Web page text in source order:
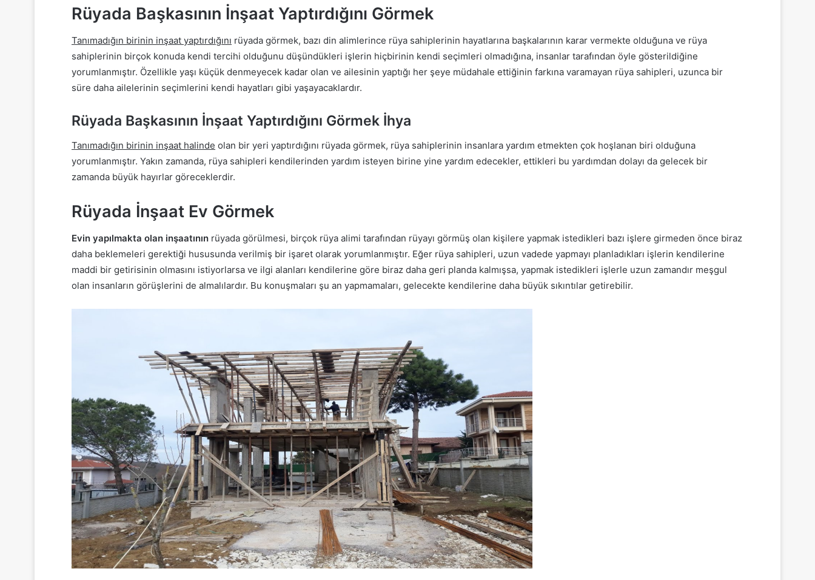
Rüyada Başkasının İnşaat Yaptırdığını Görmek
Tanımadığın birinin inşaat yaptırdığını rüyada görmek, bazı din alimlerince rüya sahiplerinin hayatlarına başkalarının karar vermekte olduğuna ve rüya
sahiplerinin birçok konuda kendi tercihi olduğunu düşündükleri işlerin hiçbirinin kendi seçimleri olmadığına, insanlar tarafından öyle gösterildiğine
yorumlanmıştır. Özellikle yaşı küçük denmeyecek kadar olan ve ailesinin yaptığı her şeye müdahale ettiğinin farkına varamayan rüya sahipleri, uzunca bir
süre daha ailelerinin seçimlerini kendi hayatları gibi yaşayacaklardır.
Rüyada Başkasının İnşaat Yaptırdığını Görmek İhya
Tanımadığın birinin inşaat halinde olan bir yeri yaptırdığını rüyada görmek, rüya sahiplerinin insanlara yardım etmekten çok hoşlanan biri olduğuna
yorumlanmıştır. Yakın zamanda, rüya sahipleri kendilerinden yardım isteyen birine yine yardım edecekler, ettikleri bu yardımdan dolayı da gelecek bir
zamanda büyük hayırlar göreceklerdir.
Rüyada İnşaat Ev Görmek
Evin yapılmakta olan inşaatının rüyada görülmesi, birçok rüya alimi tarafından rüyayı görmüş olan kişilere yapmak istedikleri bazı işlere girmeden önce biraz
daha beklemeleri gerektiği hususunda verilmiş bir işaret olarak yorumlanmıştır. Eğer rüya sahipleri, uzun vadede yapmayı planladıkları işlerin kendilerine
maddi bir getirisinin olmasını istiyorlarsa ve ilgi alanları kendilerine göre biraz daha geri planda kalmışsa, yapmak istedikleri işlerle uzun zamandır meşgul
olan insanların görüşlerini de almalılardır. Bu konuşmaları şu an yapmamaları, gelecekte kendilerine daha büyük sıkıntılar getirebilir.